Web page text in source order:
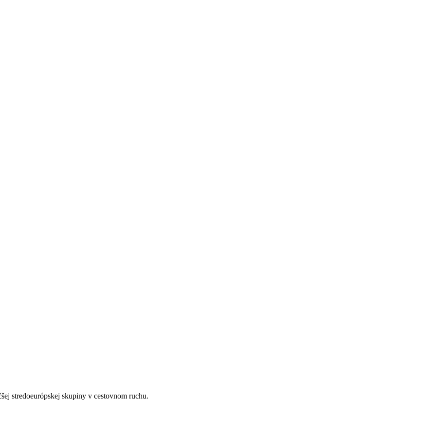
telefón, trezor, minibar (za poplatok), plážové osušky, balkón, 28 m2.
rozlievané, napr. víno, pivo, miestne likéry, vybrané koktaily, káva, čaj, voda, malinovky)
môže sa zmeniť
predného radu lehátok, tzn. premium sunbeds (za poplatok).
ihriská, 1 ihrisko na volejbal/basketbal, vnútorný fitness, stolný tenis, lukostreľba, minigolf, plážový volejbal.
vonkajší areál v záhrade vybavený hrami, šmykľavkami, hojdačkami, rôzne tvorivé dielne, detský bazén.
pre procedúry, 2 dvojlôžkové miestnosti pre procedúry, vonkajšia relaxačná zóna a bazén s jacuzzi, vnútorná relaxačná zóna a
na mieste pobytu.
stredoeurópskej skupiny v cestovnom ruchu.